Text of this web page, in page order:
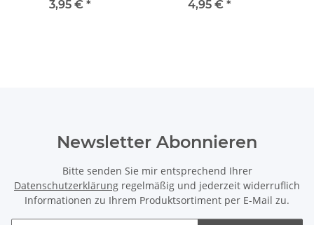
M10x1 IG auf M10x1 AG
3,95 € *
M10x1 AG auf M10x1 IG
4,95 € *
Newsletter Abonnieren
Bitte senden Sie mir entsprechend Ihrer
Datenschutzerklärung regelmäßig und jederzeit widerruflich
Informationen zu Ihrem Produktsortiment per E-Mail zu.